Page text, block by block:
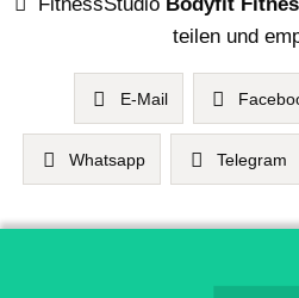
teilen und
E-Mail
Whatsapp Telegram